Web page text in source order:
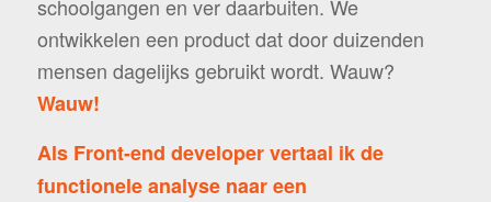
schoolgangen en ver daarbuiten. We
ontwikkelen een product dat door duizenden
mensen dagelijks gebruikt wordt. Wauw?
Wauw!
Als Front-end developer vertaal ik de
functionele analyse naar een